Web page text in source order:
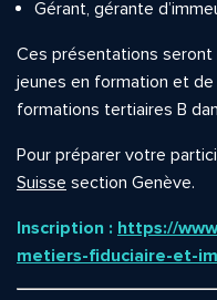
Gérant, gérante
Ces présentations
jeunes en formation et
formations tertiaires B
Pour préparer votre
Suisse section Genève.
Inscription : https://
metiers-fiduciaire-et-